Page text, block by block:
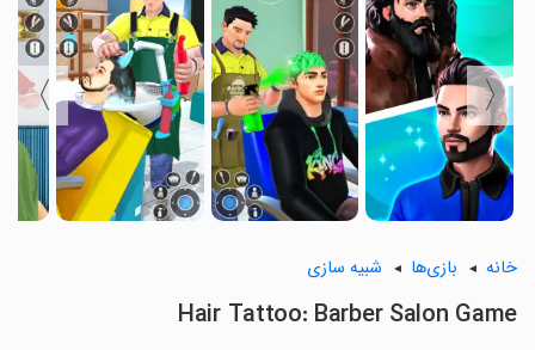
〈
〉
خانه بازی‌ها شبیه سازی
Hair Tattoo: Barber Salon Game